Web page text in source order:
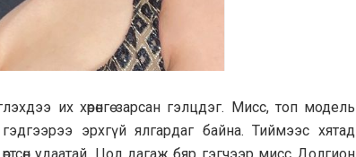
их хөрөнгө зарсан гэлцдэг. Мисс, топ модель
гэдгээрээ эрхгүй ялгардаг байна. Тиймээс хятад